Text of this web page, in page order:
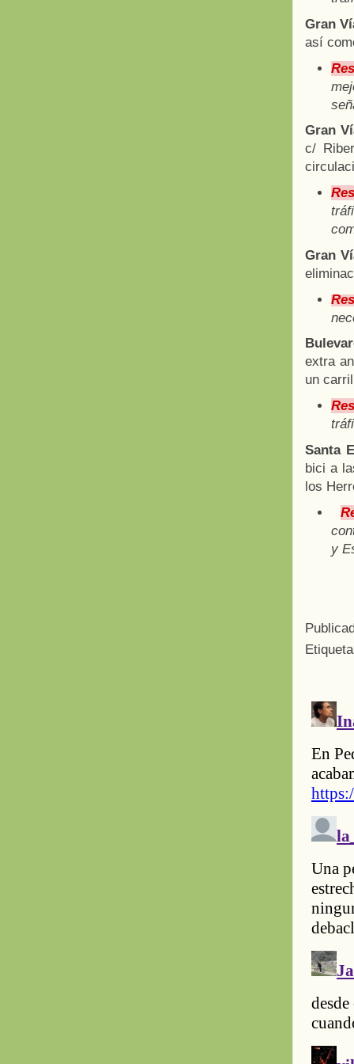
Gran
así
Gran
c/
Gran
extra
un
Santa
bici a
los
y